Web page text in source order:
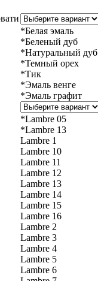
*Белая эмаль
*Беленый дуб
*Натуральный дуб
*Темный орех
*Тик
*Эмаль венге
*Эмаль графит
*Lambre 05
*Lambre 13
Lambre 1
Lambre 10
Lambre 11
Lambre 12
Lambre 13
Lambre 14
Lambre 15
Lambre 16
Lambre 2
Lambre 3
Lambre 4
Lambre 5
Lambre 6